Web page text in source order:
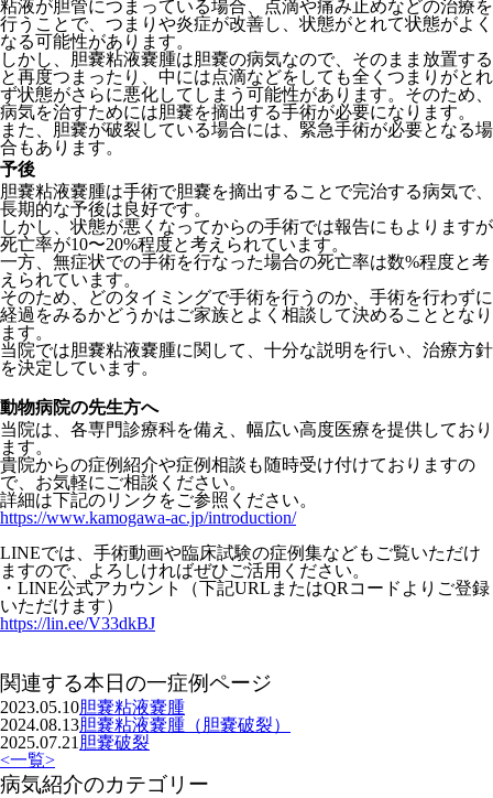
粘液が胆管につまっている場合、点滴や痛み止めなどの治療を
行うことで、つまりや炎症が改善し、状態がとれて状態がよく
なる可能性があります。
しかし、胆嚢粘液嚢腫は胆嚢の病気なので、そのまま放置する
と再度つまったり、中には点滴などをしても全くつまりがとれ
ず状態がさらに悪化してしまう可能性があります。そのため、
病気を治すためには胆嚢を摘出する手術が必要になります。
また、胆嚢が破裂している場合には、緊急手術が必要となる場
合もあります。
予後
胆嚢粘液嚢腫は手術で胆嚢を摘出することで完治する病気で、
長期的な予後は良好です。
しかし、状態が悪くなってからの手術では報告にもよりますが
死亡率が10〜20%程度と考えられています。
一方、無症状での手術を行なった場合の死亡率は数%程度と考
えられています。
そのため、どのタイミングで手術を行うのか、手術を行わずに
経過をみるかどうかはご家族とよく相談して決めることとなり
ます。
当院では胆嚢粘液嚢腫に関して、十分な説明を行い、治療方針
を決定しています。
動物病院の先生方へ
当院は、各専門診療科を備え、幅広い高度医療を提供しており
ます。
貴院からの症例紹介や症例相談も随時受け付けておりますの
で、お気軽にご相談ください。
詳細は下記のリンクをご参照ください。
https://www.kamogawa-ac.jp/introduction/
LINEでは、 手術動画や臨床試験の症例集などもご覧いただけ
ますので、
よろしければぜひご活用ください。
・LINE公式アカウント（下記URLまたはQRコードよりご登録
いただけます）
https://lin.ee/V33dkBJ
関連する本日の一症例ページ
2023.05.10胆嚢粘液嚢腫
2024.08.13胆嚢粘液嚢腫（胆嚢破裂）
2025.07.21 胆嚢破裂
<一覧>
病気紹介のカテゴリー